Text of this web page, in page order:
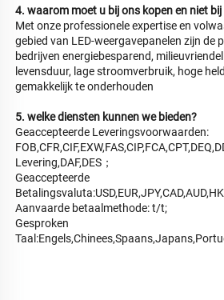
4. waarom moet u bij ons kopen en niet
Met onze professionele expertise en
gebied van LED-weergavepanelen zijn de
bedrijven energiebesparend,
levensduur, lage stroomverbruik, hoge
gemakkelijk te onderhouden
5. welke diensten kunnen we bieden?
Geaccepteerde Leveringsvoorwaarden:
Levering,DAF,DES；
Geaccepteerde
Aanvaarde betaalmethode: t/t;
Gesproken